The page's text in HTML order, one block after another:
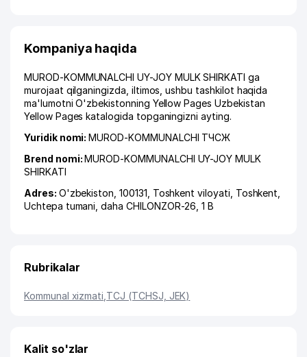
Kompaniya haqida
MUROD-KOMMUNALCHI UY-JOY MULK SHIRKATI ga
murojaat qilganingizda, iltimos, ushbu tashkilot haqida
ma'lumotni O'zbekistonning Yellow Pages Uzbekistan
Yellow Pages katalogida topganingizni ayting.
Yuridik nomi:MUROD-KOMMUNALCHI ТЧСЖ
Brend nomi:MUROD-KOMMUNALCHI UY-JOY MULK
SHIRKATI
Adres: O'zbekiston, 100131, Toshkent viloyati Toshkent
Uchtepa tumani ,daha CHILONZOR-26 , 1 B
Rubrikalar
Kommunal xizmati TCJ (TCHSJ, JEK)
Kalit so'zlar